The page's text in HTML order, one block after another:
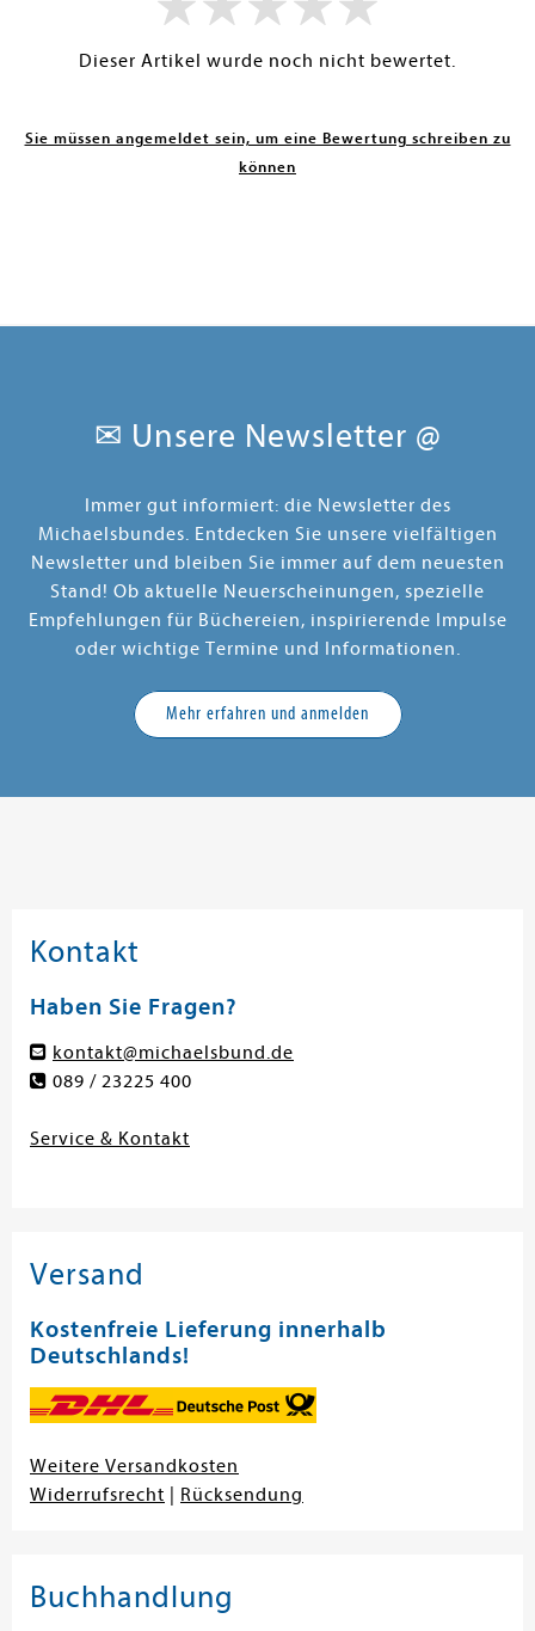
Dieser Artikel wurde noch nicht bewertet.
Sie müssen angemeldet sein, um eine Bewertung schreiben zu
können
✉ Unsere Newsletter @
Immer gut informiert: die Newsletter des
Michaelsbundes. Entdecken Sie unsere vielfältigen
Newsletter und bleiben Sie immer auf dem neuesten
Stand! Ob aktuelle Neuerscheinungen, spezielle
Empfehlungen für Büchereien, inspirierende Impulse
oder wichtige Termine und Informationen.
Mehr erfahren und anmelden
Kontakt
Haben Sie Fragen?
kontakt@michaelsbund.de
089 / 23225 400
Service & Kontakt
Versand
Kostenfreie Lieferung innerhalb
Deutschlands!
Weitere Versandkosten
Widerrufsrecht
Rücksendung
Buchhandlung